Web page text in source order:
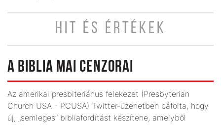
HIT ÉS ÉRTÉKEK
A BIBLIA MAI CENZORAI
Az amerikai presbiteriánus felekezet (Presbyterian
Church USA - PCUSA) Twitter-üzenetben cáfolta, hogy
új, „semleges” bibliafordítást készítene, amelyből